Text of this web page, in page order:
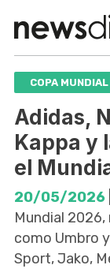
COPA
Adidas,
Kappa y
el
20/05/2026
Mundial
como Umbro
Sport, Jako,